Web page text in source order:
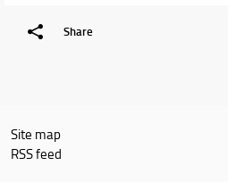
Share
Site map
RSS feed